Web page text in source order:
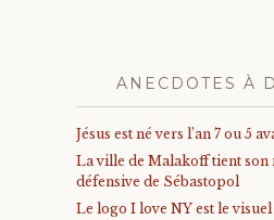
ANECDOTES À
Jésus est né vers l’an 7 ou 5
La ville de Malakoff tient son
défensive de Sébastopol
Le logo I love NY est le visuel